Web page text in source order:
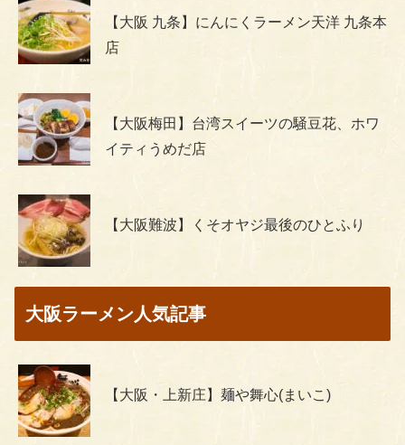
【大阪 九条】にんにくラーメン天洋 九条本
店
【大阪梅田】台湾スイーツの騒豆花、ホワ
イティうめだ店
【大阪難波】くそオヤジ最後のひとふり
大阪ラーメン人気記事
【大阪・上新庄】麺や舞心(まいこ)